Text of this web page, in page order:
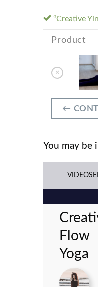
“Creative
Product
×
←
You may be
Flow
Yoga